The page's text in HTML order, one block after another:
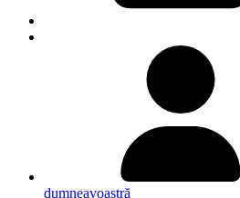
dumneavoastră